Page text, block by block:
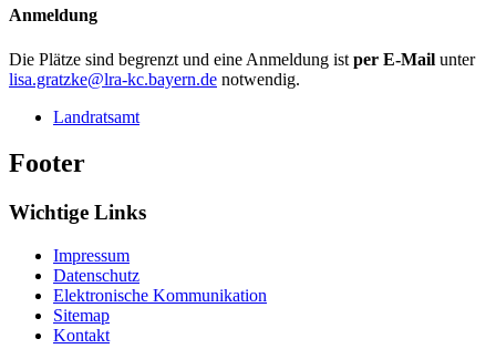
Anmeldung
Die Plätze sind begrenzt und eine Anmeldung ist per E-Mail unter
lisa.gratzke@lra-kc.bayern.de notwendig.
Landratsamt
Footer
Wichtige Links
Impressum
Datenschutz
Elektronische Kommunikation
Sitemap
Kontakt